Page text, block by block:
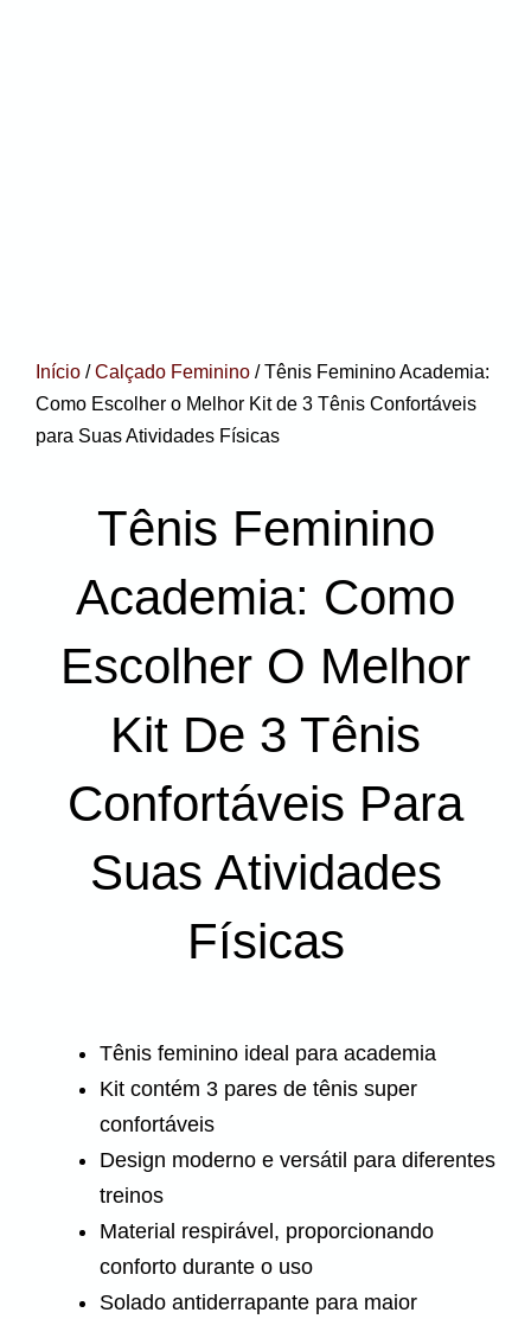
Início /Calçado Feminino / Tênis Feminino Academia:
Como Escolher o Melhor Kit de 3 Tênis Confortáveis
para Suas Atividades Físicas
Tênis Feminino
Academia: Como
Escolher O Melhor
Kit De 3 Tênis
Confortáveis Para
Suas Atividades
Físicas
Tênis feminino ideal para academia
Kit contém 3 pares de tênis super
confortáveis
Design moderno e versátil para diferentes
treinos
Material respirável, proporcionando
conforto durante o uso
Solado antiderrapante para maior